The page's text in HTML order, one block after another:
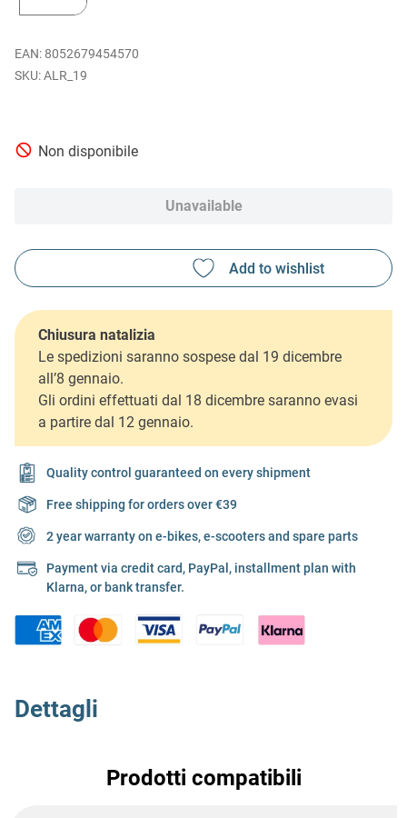
EAN: 8052679454570
ALR_19
Non disponibile
Unavailable
Chiusura natalizia
Le spedizioni saranno sospese dal 19 dicembre
all’8 gennaio.
Gli ordini effettuati dal 18 dicembre saranno evasi
a partire dal 12 gennaio.
Quality control guaranteed on every shipment
Free shipping for orders over €39
2 year warranty on e-bikes, e-scooters and spare parts
Payment via credit card, PayPal, installment plan with
Klarna, or bank transfer.
Dettagli
Prodotti compatibili